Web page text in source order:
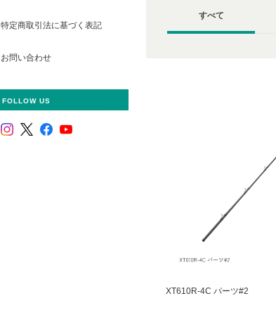
すべて
XT610R-4C パーツ#2
特定商取引法に基づく表記
お問い合わせ
FOLLOW US